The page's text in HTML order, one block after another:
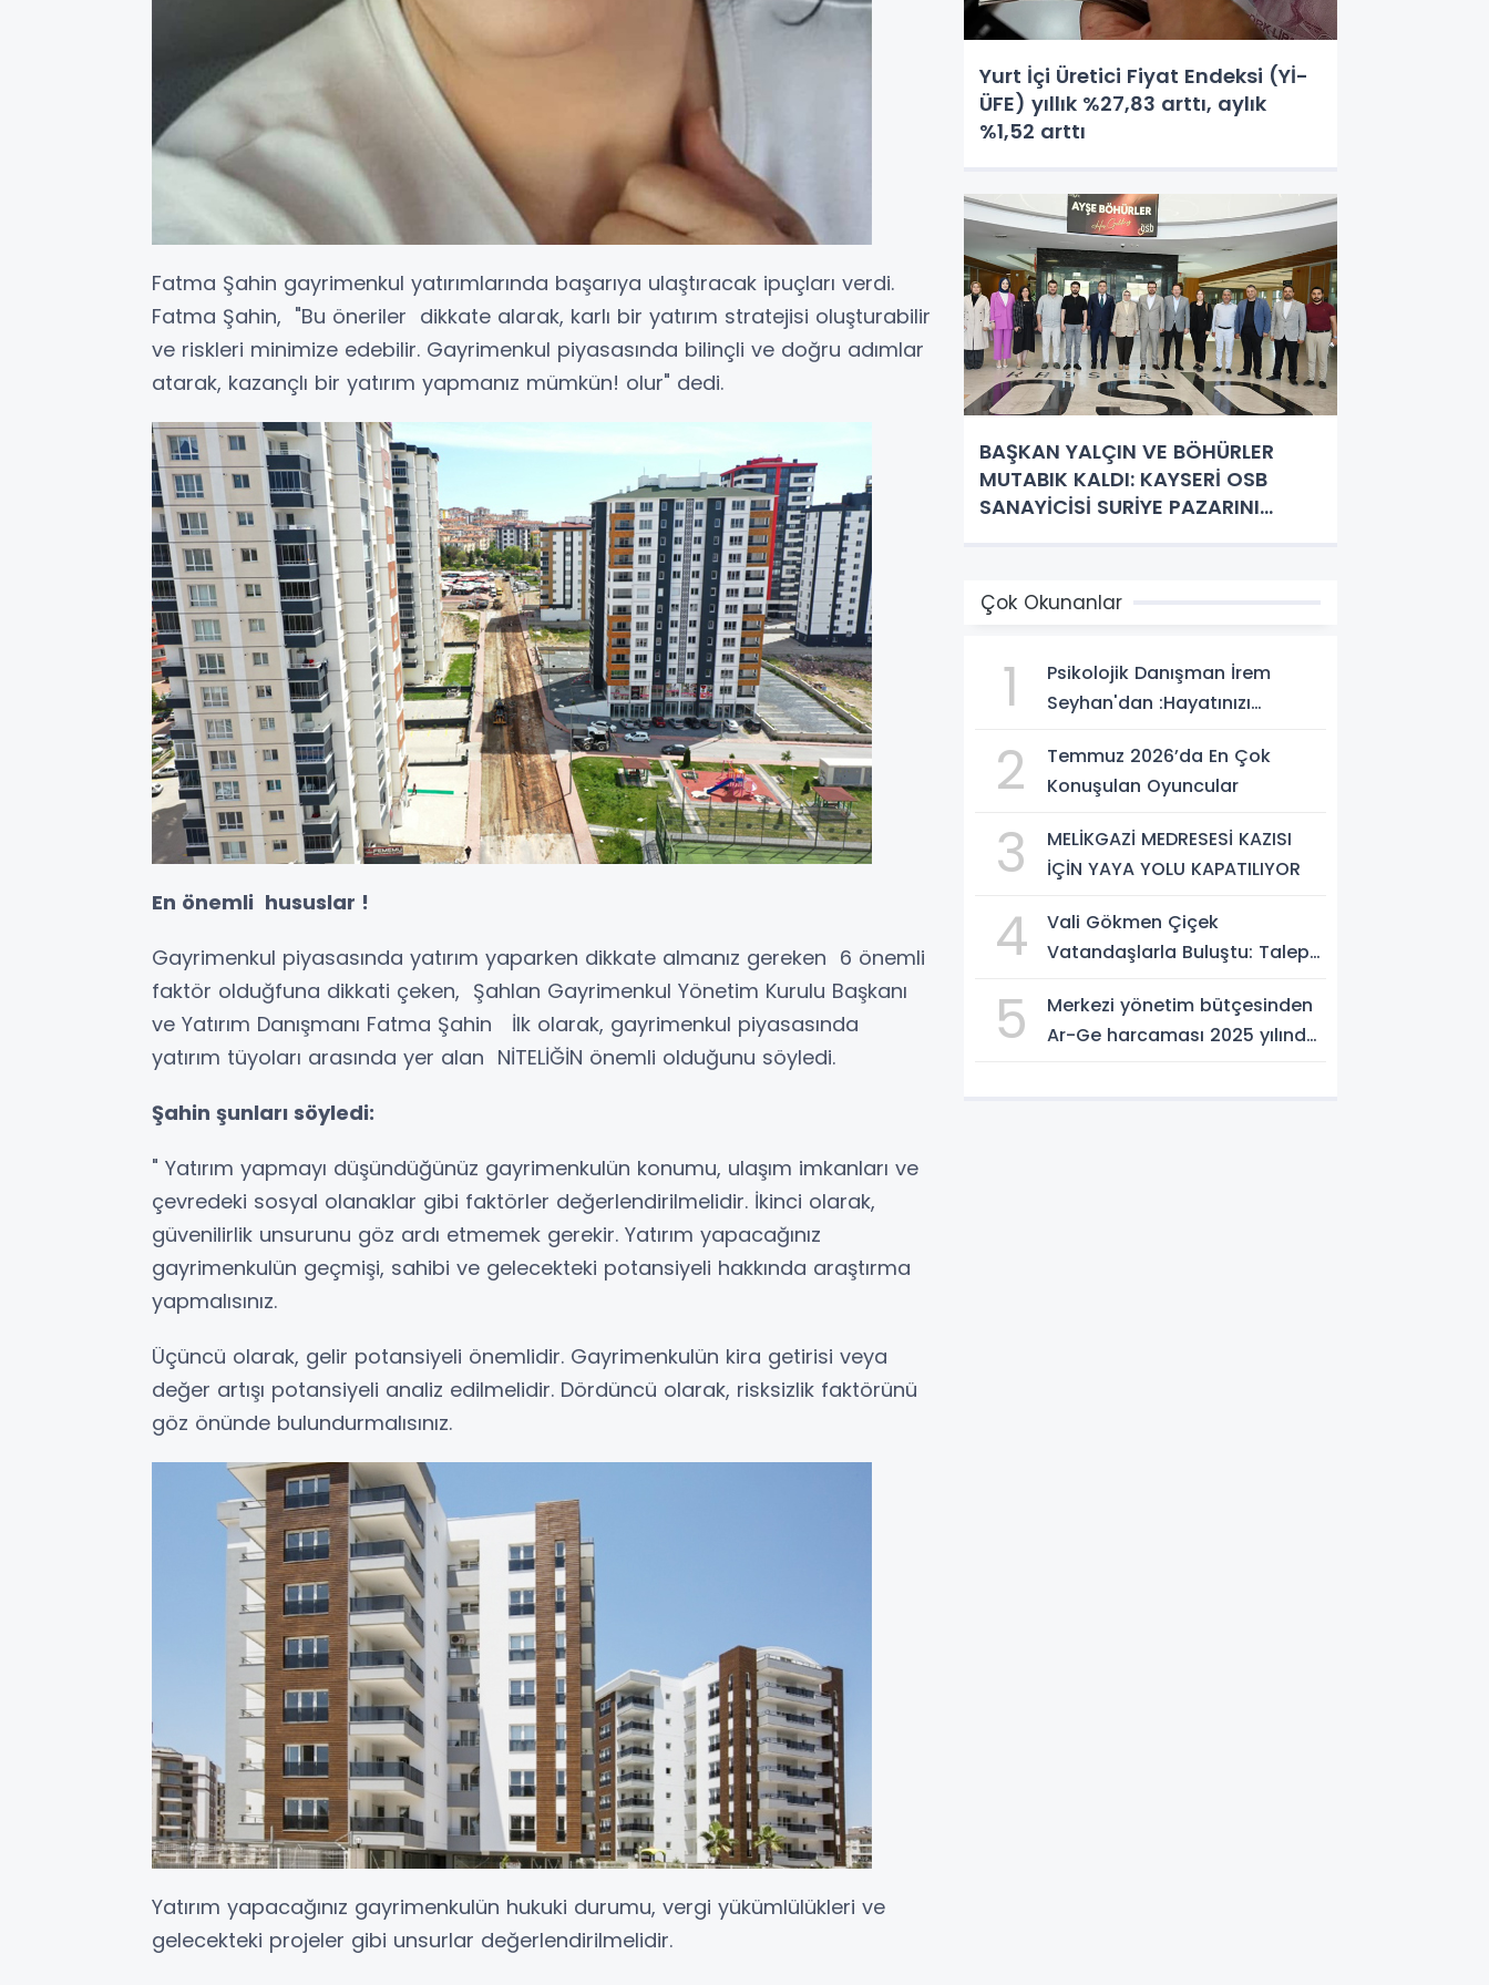
Fatma Şahin gayrimenkul yatırımlarında başarıya ulaştıracak ipuçları verdi.
Fatma Şahin, "Bu öneriler dikkate alarak, karlı bir yatırım stratejisi oluşturabilir
ve riskleri minimize edebilir. Gayrimenkul piyasasında bilinçli ve doğru adımlar
atarak, kazançlı bir yatırım yapmanız mümkün! olur" dedi.
En önemli hususlar !
Gayrimenkul piyasasında yatırım yaparken dikkate almanız gereken 6 önemli
faktör olduğfuna dikkati çeken, Şahlan Gayrimenkul Yönetim Kurulu Başkanı
ve Yatırım Danışmanı Fatma Şahin İlk olarak, gayrimenkul piyasasında
yatırım tüyoları arasında yer alan NİTELİĞİN önemli olduğunu söyledi.
Şahin şunları söyledi:
" Yatırım yapmayı düşündüğünüz gayrimenkulün konumu, ulaşım imkanları ve
çevredeki sosyal olanaklar gibi faktörler değerlendirilmelidir. İkinci olarak,
güvenilirlik unsurunu göz ardı etmemek gerekir. Yatırım yapacağınız
gayrimenkulün geçmişi, sahibi ve gelecekteki potansiyeli hakkında araştırma
yapmalısınız.
Üçüncü olarak, gelir potansiyeli önemlidir. Gayrimenkulün kira getirisi veya
değer artışı potansiyeli analiz edilmelidir. Dördüncü olarak, risksizlik faktörünü
göz önünde bulundurmalısınız.
Yatırım yapacağınız gayrimenkulün hukuki durumu, vergi yükümlülükleri ve
gelecekteki projeler gibi unsurlar değerlendirilmelidir.
Yurt İçi Üretici Fiyat Endeksi (Yİ-
ÜFE) yıllık %27,83 arttı, aylık
%1,52 arttı
BAŞKAN YALÇIN VE BÖHÜRLER
MUTABIK KALDI: KAYSERİ OSB
SANAYİCİSİ SURİYE PAZARINI
Çok Okunanlar
1
Psikolojik Danışman İrem
Seyhan'dan :Hayatınızı
Potansiyelinizi Keşfetmek İçin
İlk Adımı Atın!
2
Temmuz 2026’da En Çok
Konuşulan Oyuncular
3
MELİKGAZİ MEDRESESİ KAZISI
İÇİN YAYA YOLU KAPATILIYOR
4
Vali Gökmen Çiçek
Vatandaşlarla Buluştu: Talep
5
Merkezi yönetim bütçesinden
Ar-Ge harcaması 2025 yılında